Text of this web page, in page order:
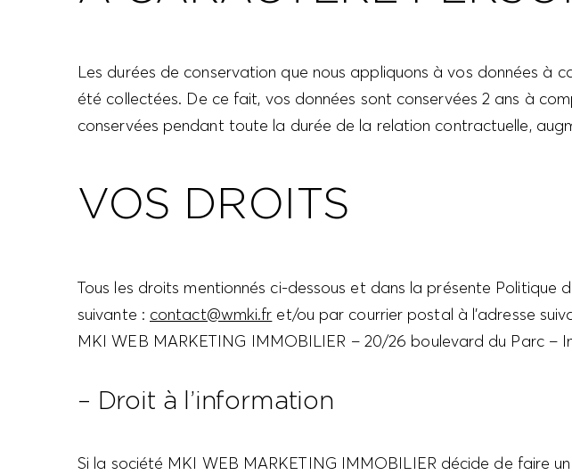
Les durées de conservation que nous appliquons à vos données à
été collectées. De ce fait, vos données sont conservées 2 ans à
conservées pendant toute la durée de la relation contractuelle,
VOS DROITS
Tous les droits mentionnés ci-dessous et dans la présente
suivante : contact@wmki.fr et/ou par courrier postal à l’adresse
MKI WEB MARKETING IMMOBILIER – 20/26 boulevard du Parc –
– Droit à l’information
Si la société MKI WEB MARKETING IMMOBILIER décide de faire